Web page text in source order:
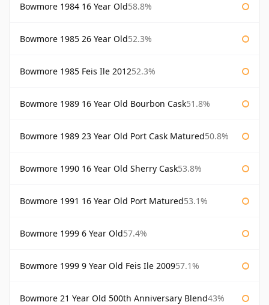
Bowmore 1984 16 Year Old58.8%
Bowmore 1985 26 Year Old52.3%
Bowmore 1985 Feis Ile 201252.3%
Bowmore 1989 16 Year Old Bourbon Cask51.8%
Bowmore 1989 23 Year Old Port Cask Matured50.8%
Bowmore 1990 16 Year Old Sherry Cask53.8%
Bowmore 1991 16 Year Old Port Matured53.1%
Bowmore 1999 6 Year Old57.4%
Bowmore 1999 9 Year Old Feis Ile 200957.1%
Bowmore 21 Year Old 500th Anniversary Blend43%